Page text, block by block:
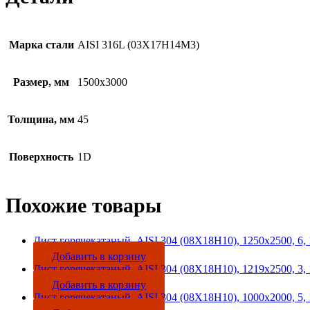
Марка стали AISI 316L (03Х17Н14М3)
Размер, мм 1500х3000
Толщина, мм 45
Поверхность 1D
Похожие товары
Лист горячекатаный, AISI 304 (08Х18Н10), 1250х2500, 6,
Добавить в корзину
Лист горячекатаный, AISI 304 (08Х18Н10), 1219х2500, 3,
Добавить в корзину
Лист горячекатаный, AISI 304 (08Х18Н10), 1000х2000, 5,